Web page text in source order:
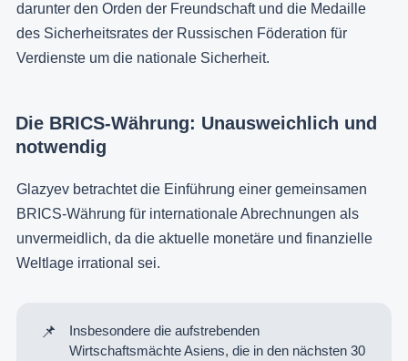
darunter den Orden der Freundschaft und die Medaille
des Sicherheitsrates der Russischen Föderation für
Verdienste um die nationale Sicherheit.
Die BRICS-Währung: Unausweichlich und
notwendig
Glazyev betrachtet die Einführung einer gemeinsamen
BRICS-Währung für internationale Abrechnungen als
unvermeidlich, da die aktuelle monetäre und finanzielle
Weltlage irrational sei.
📌
Insbesondere die aufstrebenden
Wirtschaftsmächte Asiens, die in den nächsten 30